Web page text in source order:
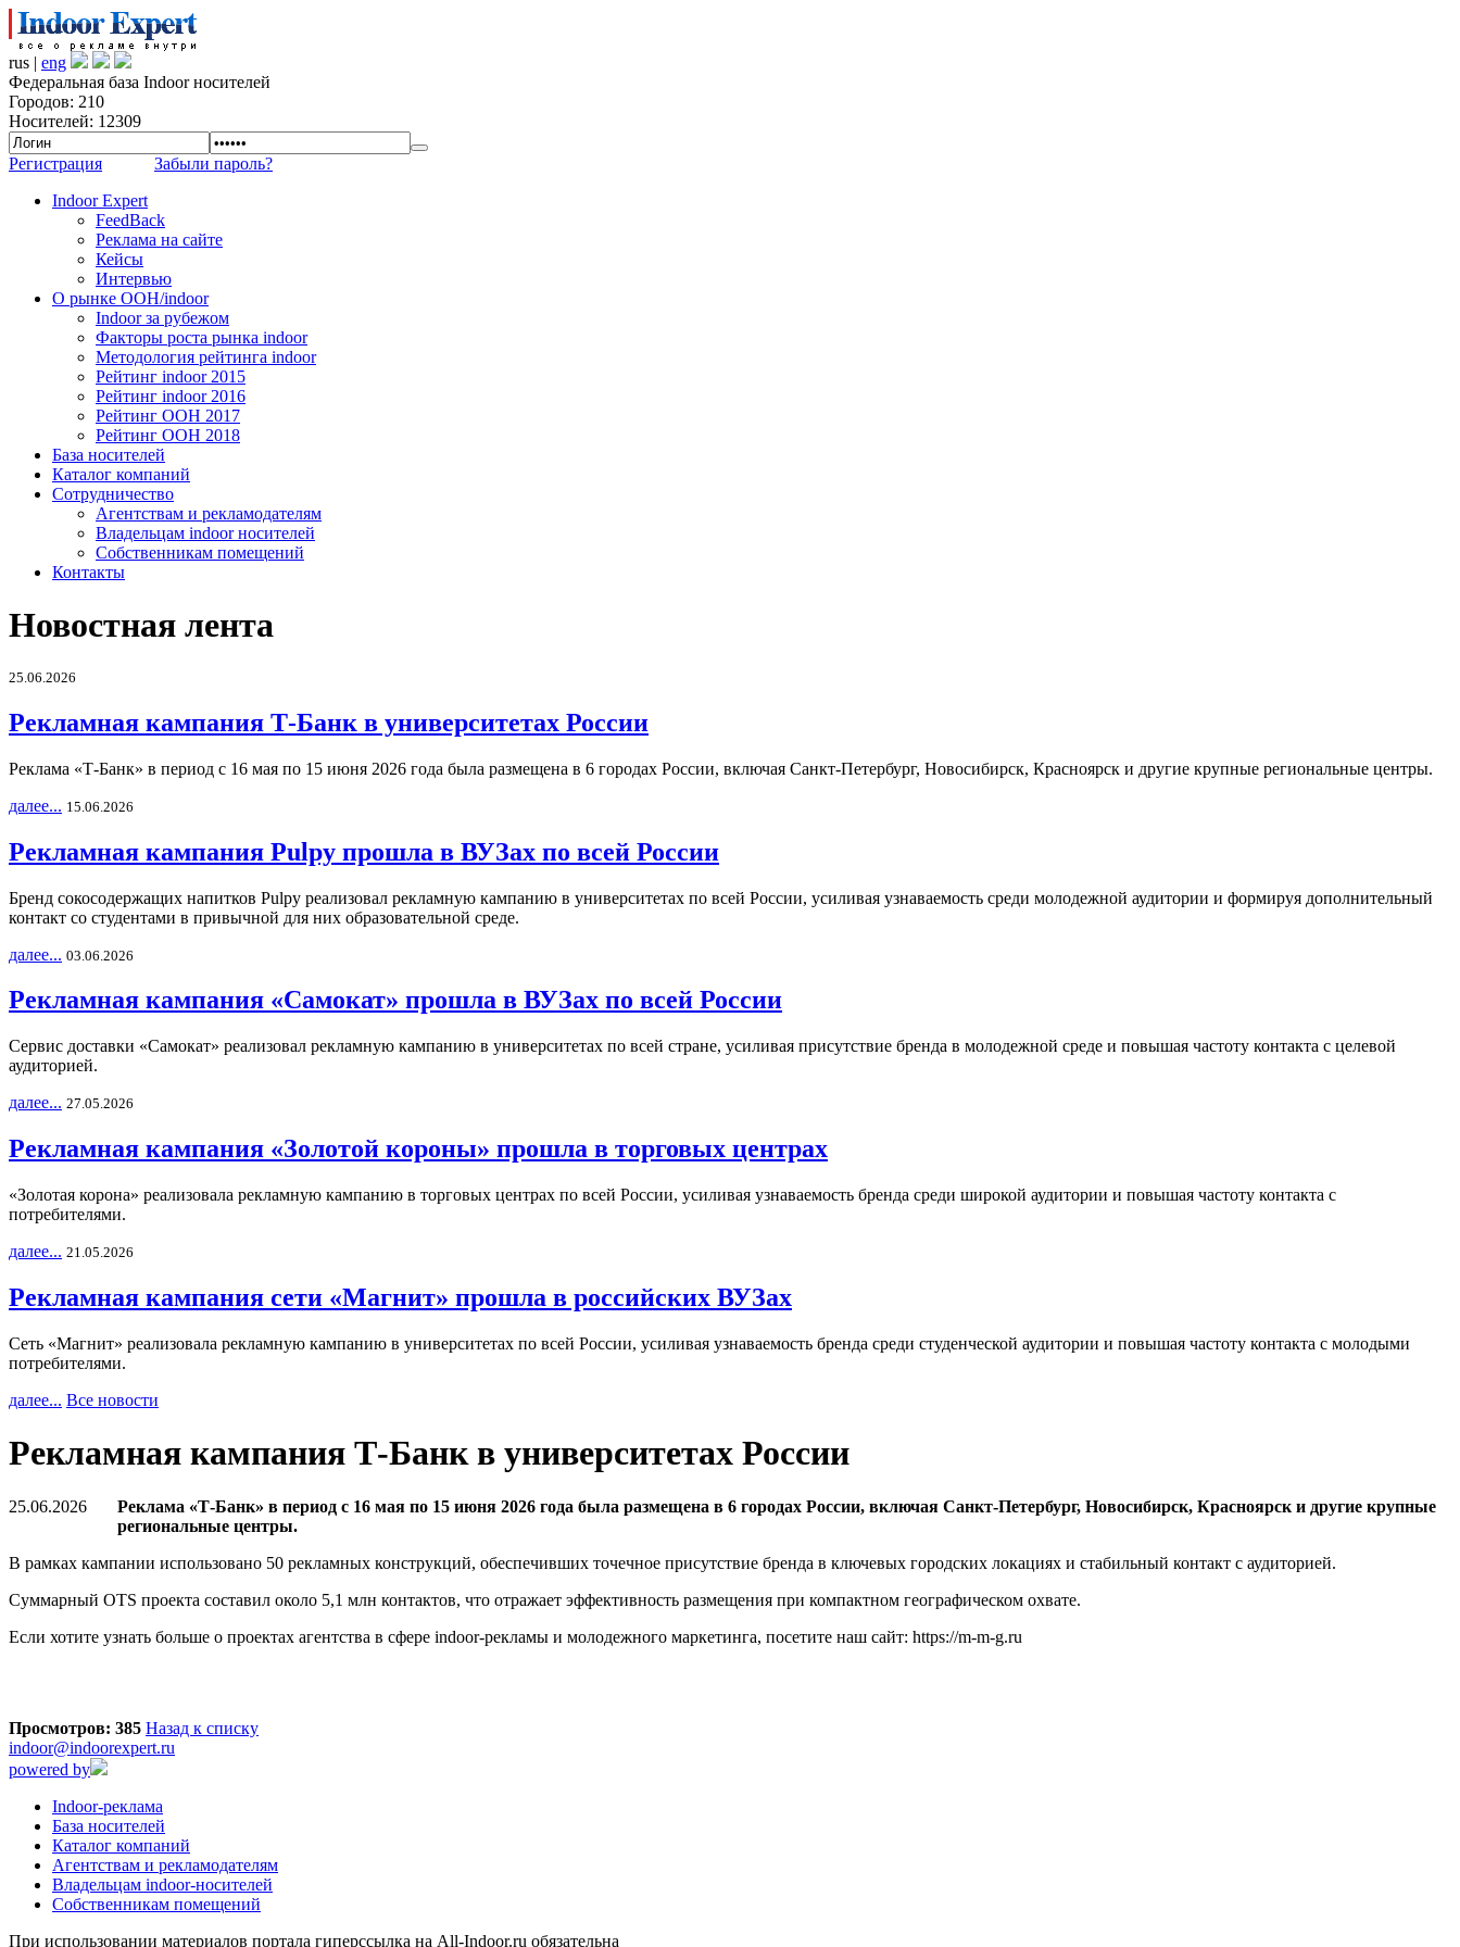
rus | eng
Федеральная база Indoor носителей
Городов: 210
Носителей: 12309
Регистрация
Забыли пароль?
Indoor Expert
FeedBack
Реклама на сайте
Кейсы
Интервью
О рынке OOH/indoor
Indoor за рубежом
Факторы роста рынка indoor
Методология рейтинга indoor
Рейтинг indoor 2015
Рейтинг indoor 2016
Рейтинг OOH 2017
Рейтинг OOH 2018
База носителей
Каталог компаний
Сотрудничество
Агентствам и рекламодателям
Владельцам indoor носителей
Собственникам помещений
Контакты
Новостная лента
25.06.2026
Рекламная кампания Т-Банк в университетах России
Реклама «Т-Банк» в период с 16 мая по 15 июня 2026 года была размещена в 6 городах России, включая Санкт-Петербург, Новосибирск, Красноярск и другие крупные региональные центры.
далее... 15.06.2026
Рекламная кампания Pulpy прошла в ВУЗах по всей России
Бренд сокосодержащих напитков Pulpy реализовал рекламную кампанию в университетах по всей России, усиливая узнаваемость среди молодежной аудитории и формируя дополнительный
контакт со студентами в привычной для них образовательной среде.
далее... 03.06.2026
Рекламная кампания «Самокат» прошла в ВУЗах по всей России
Сервис доставки «Самокат» реализовал рекламную кампанию в университетах по всей стране, усиливая присутствие бренда в молодежной среде и повышая частоту контакта с целевой
аудиторией.
далее... 27.05.2026
Рекламная кампания «Золотой короны» прошла в торговых центрах
«Золотая корона» реализовала рекламную кампанию в торговых центрах по всей России, усиливая узнаваемость бренда среди широкой аудитории и повышая частоту контакта с
потребителями.
далее... 21.05.2026
Рекламная кампания сети «Магнит» прошла в российских ВУЗах
Сеть «Магнит» реализовала рекламную кампанию в университетах по всей России, усиливая узнаваемость бренда среди студенческой аудитории и повышая частоту контакта с молодыми
потребителями.
далее... Все новости
Рекламная кампания Т-Банк в университетах России
25.06.2026
Реклама «Т-Банк» в период с 16 мая по 15 июня 2026 года была размещена в 6 городах России, включая Санкт-Петербург, Новосибирск, Красноярск и другие крупные
региональные центры.
В рамках кампании использовано 50 рекламных конструкций, обеспечивших точечное присутствие бренда в ключевых городских локациях и стабильный контакт с аудиторией.
Суммарный OTS проекта составил около 5,1 млн контактов, что отражает эффективность размещения при компактном географическом охвате.
Если хотите узнать больше о проектах агентства в сфере indoor-рекламы и молодежного маркетинга, посетите наш сайт: https://m-m-g.ru
Просмотров: 385 Назад к списку
indoor@indoorexpert.ru
powered by
Indoor-реклама
База носителей
Каталог компаний
Агентствам и рекламодателям
Владельцам indoor-носителей
Собственникам помещений
При использовании материалов портала гиперссылка на All-Indoor.ru обязательна